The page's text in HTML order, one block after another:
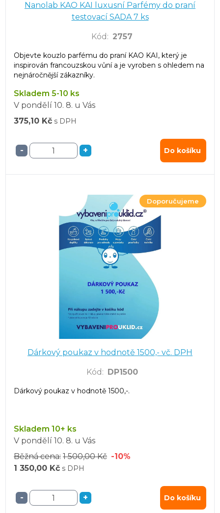
Nanolab KAO KAI luxusní Parfémy do praní
testovací SADA 7 ks
Kód : 2757
Objevte kouzlo parfému do praní KAO KAI, který je
inspirován francouzskou vůní a je vyroben s ohledem na
nejnáročnější zákazníky.
Skladem 5-10 ks
V pondělí 10. 8. u Vás
375,10 Kč s DPH
- + Do košíku
Doporučujeme
Dárkový poukaz v hodnotě 1500,- vč. DPH
Kód : DP1500
Dárkový poukaz v hodnotě 1500,-.
Skladem 10+ ks
V pondělí 10. 8. u Vás
Běžná cena: 1 500,00 Kč -10%
1 350,00 Kč s DPH
- + Do košíku